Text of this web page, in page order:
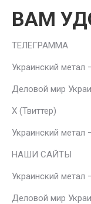
ВАМ
ТЕЛЕГРАММА
Украинский метал
Деловой мир
Х (Твиттер)
Украинский метал
НАШИ САЙТЫ
Украинский метал
Деловой мир